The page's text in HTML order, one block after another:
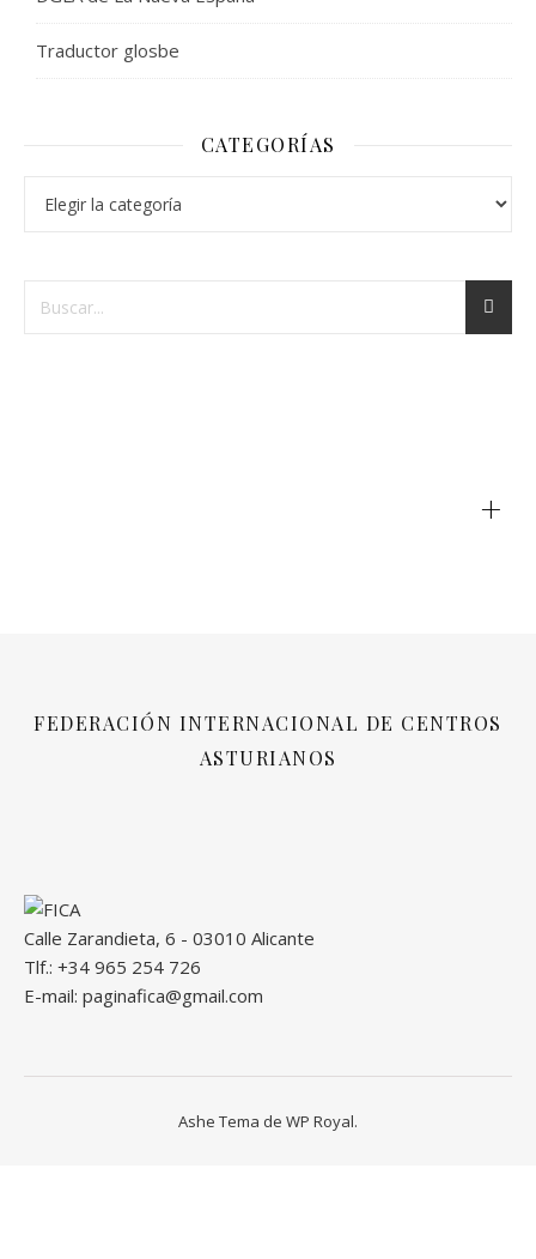
Traductor glosbe
CATEGORÍAS
+
FEDERACIÓN INTERNACIONAL DE CENTROS
ASTURIANOS
Calle Zarandieta, 6 - 03010 Alicante
Tlf.: +34 965 254 726
E-mail: paginafica@gmail.com
Ashe Tema de WP Royal.